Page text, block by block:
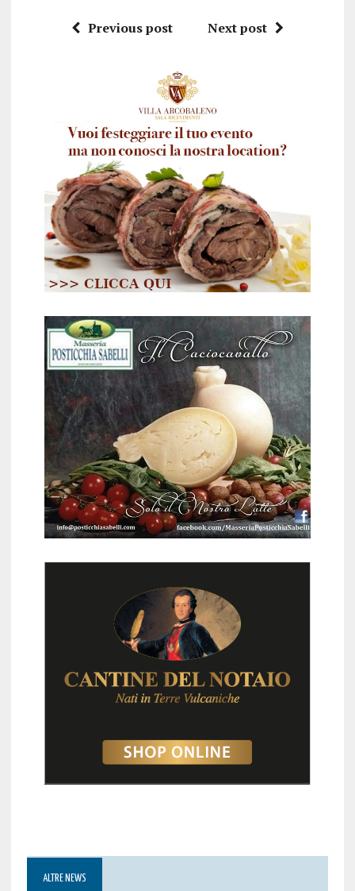
Previous post Next post
ALTRE NEWS